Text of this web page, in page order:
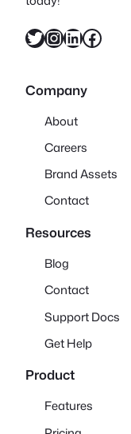
X InstagramLinkedIn Facebook
Company
About
Careers
Brand Assets
Contact
Resources
Blog
Contact
Support Docs
Get Help
Product
Features